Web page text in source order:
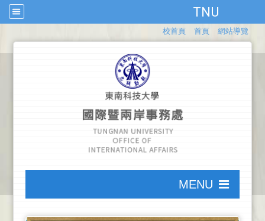
TNU
校首頁 首頁 網站導覽
MENU